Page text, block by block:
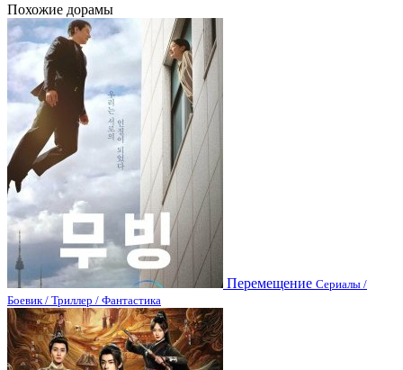
Похожие дорамы
Перемещение Сериалы /
Боевик / Триллер / Фантастика